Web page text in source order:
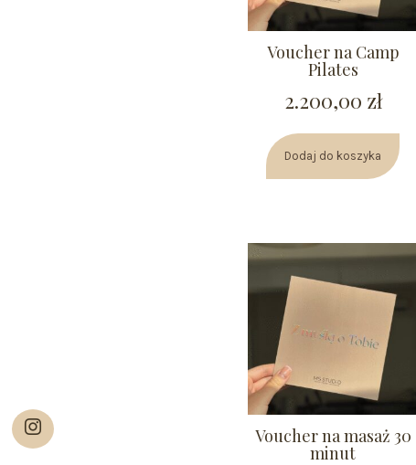
Voucher na Camp
Pilates
2.200,00 zł
Dodaj do koszyka
Voucher na masaż 30
minut